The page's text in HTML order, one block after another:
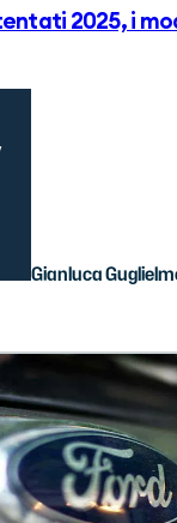
2025, i
Gianluca